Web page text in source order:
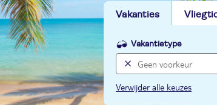
Vakanties
Vakantietype
Verwijder alle keuzes